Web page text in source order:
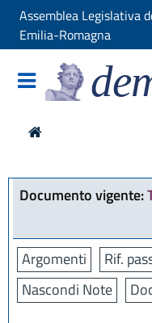
Assemblea Legislativa
Emilia-Romagna
Documento vigente:
Argomenti Rif.
Nascondi Note